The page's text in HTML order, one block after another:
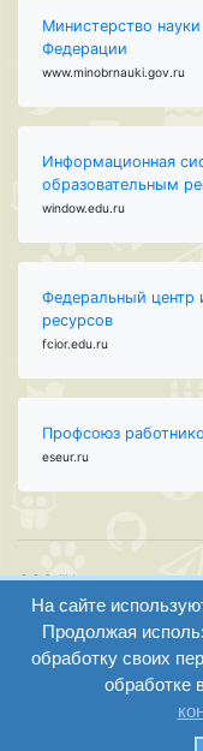
Министерство
Федерации
www.minobrnauki.gov.ru
Информационная
образовательным
window.edu.ru
Федеральный центр
ресурсов
fcior.edu.ru
Профсоюз
eseur.ru
ООО "Центр
образования и
консалтинга"
Волгоград 2008-
2026
На сайте
Продолжая
обработку своих
обработке